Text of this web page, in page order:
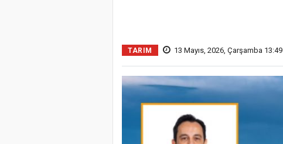
TARIM 13 Mayıs, 2026, Çarşamba 13:49